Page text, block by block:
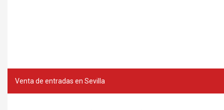
Venta de entradas en Sevilla